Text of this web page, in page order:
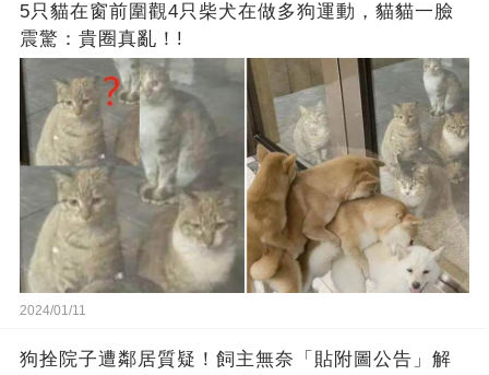
5只貓在窗前圍觀4只柴犬在做多狗運動，貓貓一臉
震驚：貴圈真亂！!
2024/01/11
狗拴院子遭鄰居質疑！飼主無奈「貼附圖公告」解